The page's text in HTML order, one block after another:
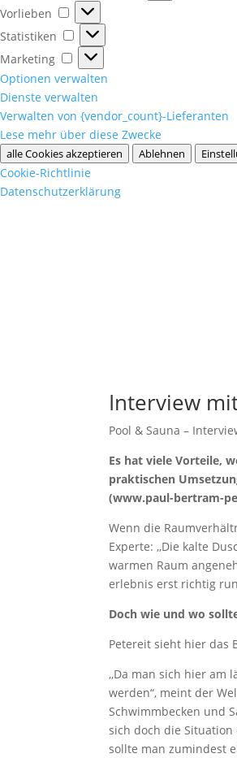
Vorlieben
Vorlieben
Statistiken
Statistiken
Marketing
Marketing
Optionen verwalten
Dienste verwalten
Verwalten von {vendor_count}-Lieferanten
Lese mehr über diese Zwecke
alle Cookies akzeptieren Ablehnen
Cookie-Richtlinie
Datenschutzerklärung
Interview
Pool & Sauna –
Es hat viele Vorteile,
praktischen
(www.paul-bertram-
Wenn die
Experte: ,,Die kalte
warmen Raum
erlebnis erst richtig
Doch wie und wo
Petereit sieht hier das
,,Da man sich hier am
werden“, meint der
Schwimmbecken und
sich doch die
sollte man zumindest